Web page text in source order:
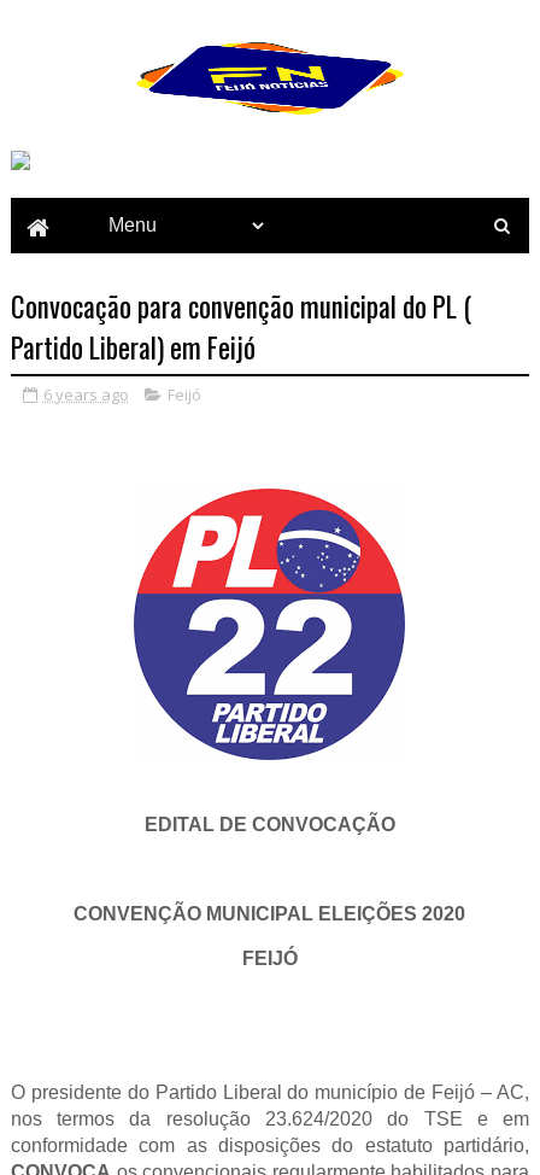
Convocação para convenção municipal do PL (
Partido Liberal) em Feijó
6 years ago Feijó
EDITAL DE CONVOCAÇÃO
CONVENÇÃO MUNICIPAL ELEIÇÕES 2020
FEIJÓ
O presidente do Partido Liberal do município de Feijó – AC,
nos termos da resolução 23.624/2020 do TSE e em
conformidade com as disposições do estatuto partidário,